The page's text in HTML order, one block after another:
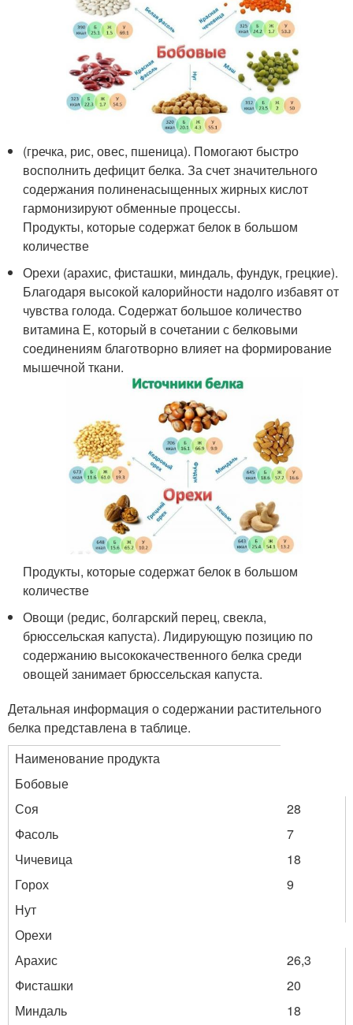
(гречка, рис, овес, пшеница). Помогают быстро
восполнить дефицит белка. За счет значительного
содержания полиненасыщенных жирных кислот
гармонизируют обменные процессы.
Продукты, которые содержат белок в большом
количестве
Орехи (арахис, фисташки, миндаль, фундук, грецкие).
Благодаря высокой калорийности надолго избавят от
чувства голода. Содержат большое количество
витамина Е, который в сочетании с белковыми
соединениям благотворно влияет на формирование
мышечной ткани.
Продукты, которые содержат белок в большом
количестве
Овощи (редис, болгарский перец, свекла,
брюссельская капуста). Лидирующую позицию по
содержанию высококачественного белка среди
овощей занимает брюссельская капуста.
Детальная информация о содержании растительного
белка представлена в таблице.
Наименование продукта
Бобовые
Соя
28
Фасоль
7
Чичевица
18
Горох
9
Нут
Орехи
Арахис
26,3
Фисташки
20
Миндаль
18